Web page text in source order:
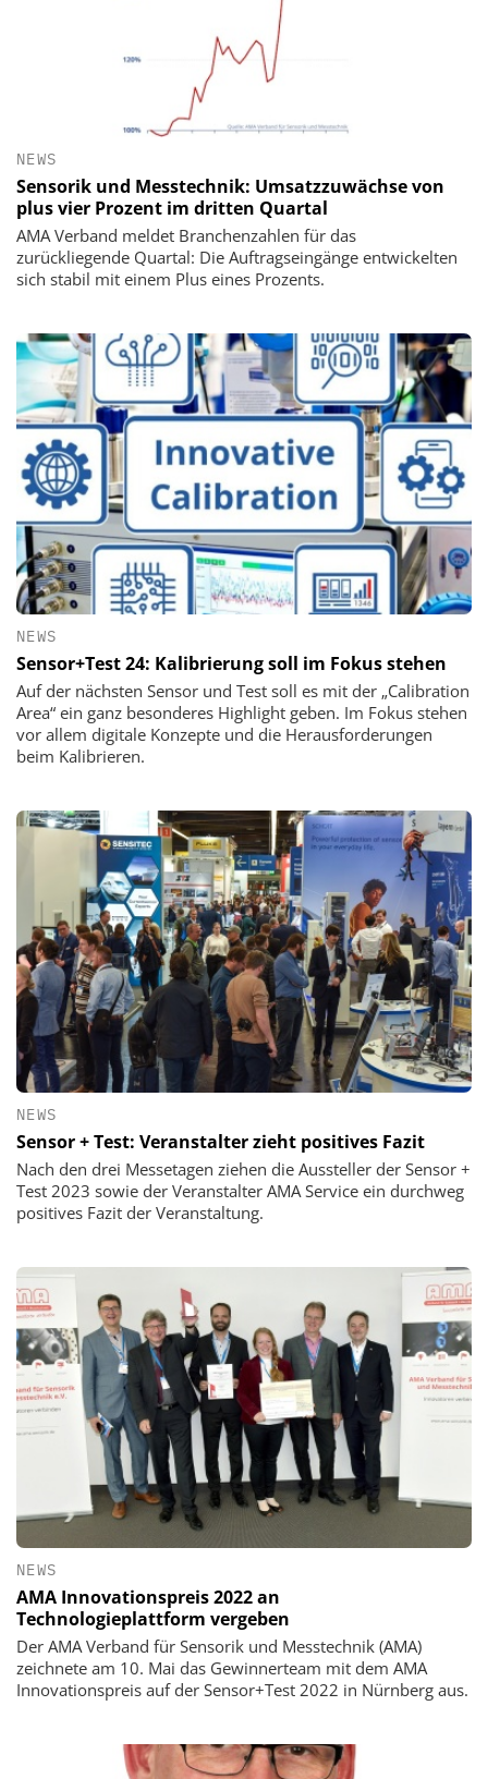
NEWS
​​​​​​​Sensorik und Messtechnik: Umsatzzuwächse von
plus vier Prozent im dritten Quartal
AMA Verband meldet Branchenzahlen für das
zurückliegende Quartal: Die Auftragseingänge entwickelten
sich stabil mit einem Plus eines Prozents.
NEWS
Sensor+Test 24: Kalibrierung soll im Fokus stehen
Auf der nächsten Sensor und Test soll es mit der „Calibration
Area“ ein ganz besonderes Highlight geben. Im Fokus stehen
vor allem digitale Konzepte und die Herausforderungen
beim Kalibrieren.
NEWS
Sensor + Test: Veranstalter zieht positives Fazit
Nach den drei Messetagen ziehen die Aussteller der Sensor +
Test 2023 sowie der Veranstalter AMA Service ein durchweg
positives Fazit der Veranstaltung.
NEWS
AMA Innovationspreis 2022 an
Technologieplattform vergeben
Der AMA Verband für Sensorik und Messtechnik (AMA)
zeichnete am 10. Mai das Gewinnerteam mit dem AMA
Innovationspreis auf der Sensor+Test 2022 in Nürnberg aus.